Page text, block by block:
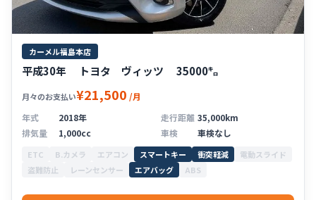
カーメル福島本店
平成30年 トヨタ ヴィッツ 35000㌔
月々のお支払い¥21,500 /月
年式
2018年 走行距離 35,000km
排気量
1,000cc 車検 車検なし
ETC B.カメラ エアコン スマートキー 衝突軽減
電動スライド
盗難防止
レーンセンサー エアバッグ ABS